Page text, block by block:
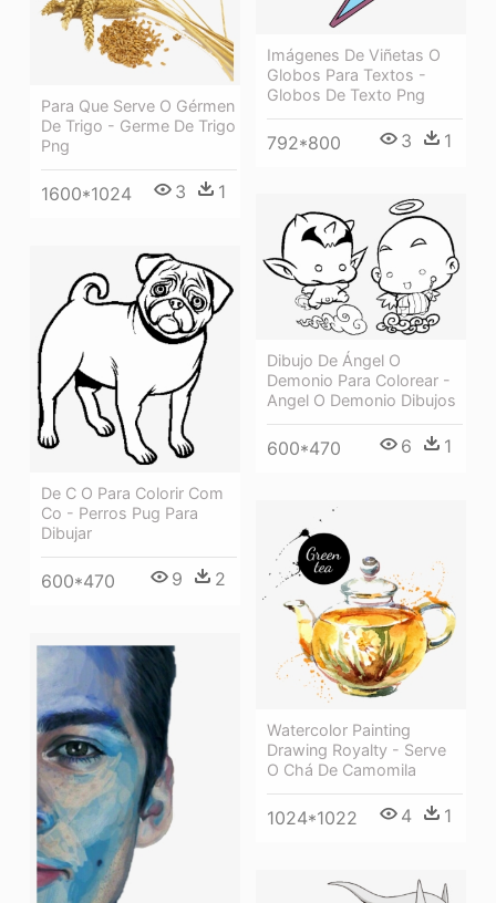
Imágenes De Viñetas O
Globos Para Textos -
Globos De Texto Png
792*800 3 1
Para Que Serve O Gérmen
De Trigo - Germe De Trigo
Png
1600*1024 3 1
Dibujo De Ángel O
Demonio Para Colorear -
Angel O Demonio Dibujos
600*470 6 1
De C O Para Colorir Com
Co - Perros Pug Para
Dibujar
600*470 9 2
Watercolor Painting
Drawing Royalty - Serve
O Chá De Camomila
1024*1022 4 1